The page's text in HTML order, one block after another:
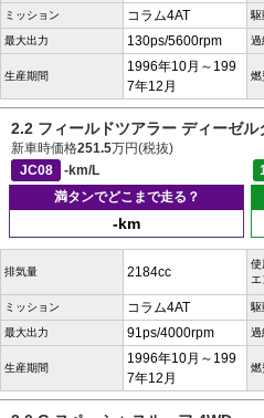
ミッション コラム4AT 駆
最大出力 130ps/5600rpm 過
生産期間
1996年10月～199
7年12月
燃
2.2 フィールドツアラー ディーゼル
新車時価格251.5万円(税抜)
JC08
-km/L
満タンでどこまで走る？
-km
排気量 2184cc
使
エ
ミッション コラム4AT 駆
最大出力 91ps/4000rpm 過
生産期間
1996年10月～199
7年12月
燃